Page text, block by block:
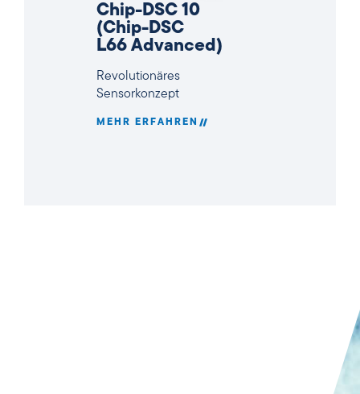
Chip-DSC 10
(Chip-DSC
L66 Advanced)
Revolutionäres
Sensorkonzept
MEHR ERFAHREN